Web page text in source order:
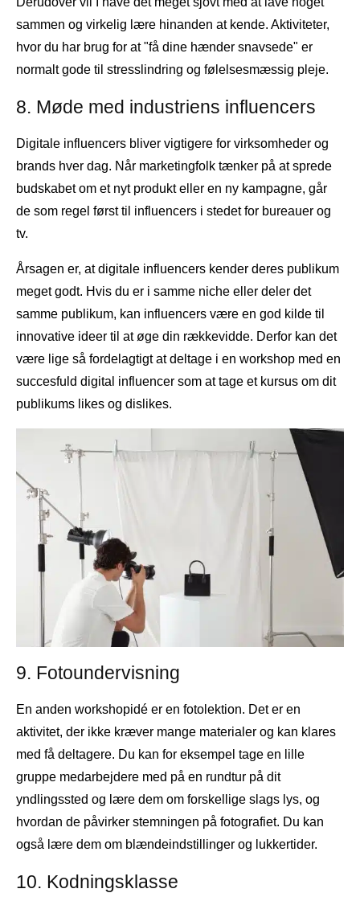
sammen og virkelig lære hinanden at kende. Aktiviteter,
hvor du har brug for at "få dine hænder snavsede" er
normalt gode til stresslindring og følelsesmæssig pleje.
8. Møde med industriens influencers
Digitale influencers bliver vigtigere for virksomheder og
brands hver dag. Når marketingfolk tænker på at sprede
budskabet om et nyt produkt eller en ny kampagne, går
de som regel først til influencers i stedet for bureauer og
tv.
Årsagen er, at digitale influencers kender deres publikum
meget godt. Hvis du er i samme niche eller deler det
samme publikum, kan influencers være en god kilde til
innovative ideer til at øge din rækkevidde. Derfor kan det
være lige så fordelagtigt at deltage i en workshop med en
succesfuld digital influencer som at tage et kursus om dit
publikums likes og dislikes.
9. Fotoundervisning
En anden workshopidé er en fotolektion. Det er en
aktivitet, der ikke kræver mange materialer og kan klares
med få deltagere. Du kan for eksempel tage en lille
gruppe medarbejdere med på en rundtur på dit
yndlingssted og lære dem om forskellige slags lys, og
hvordan de påvirker stemningen på fotografiet. Du kan
også lære dem om blændeindstillinger og lukkertider.
10. Kodningsklasse